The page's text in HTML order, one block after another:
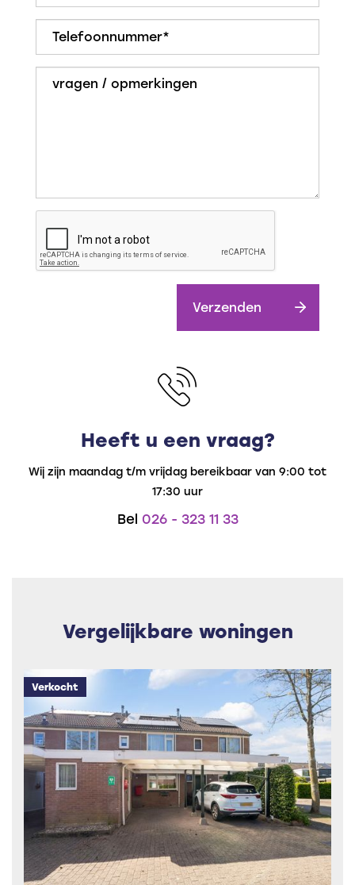
slaapkamer, maar het is eenvoudig mogelijk om hier
twee afzonderlijke kamers te creëren. Ook hier is een
je direct toegang tot het zonnige dakterras.
openslaande deuren naar de tuin;
• Zonnige tuin én dakterras op het zuidwesten;
• Vrij uitzicht en veel privacy op het dakterras;
• Vrijstaande berging en achterom aanwezig;
• Alle verdiepingen voorzien van een nette
• Moderne badkamer en toilet;
• Keuken voorzien van diverse inbouwapparatuur;
• Momenteel 4 slaapkamers, met mogelijkheid tot 5
• Volledig geïsoleerd, voorzien van dubbel glas en
energielabel B.
Verzenden
Heeft u een vraag?
Wij zijn maandag t/m vrijdag bereikbaar van 9:00 tot
17:30 uur
Bel 026 - 323 11 33
Vergelijkbare woningen
Verkocht